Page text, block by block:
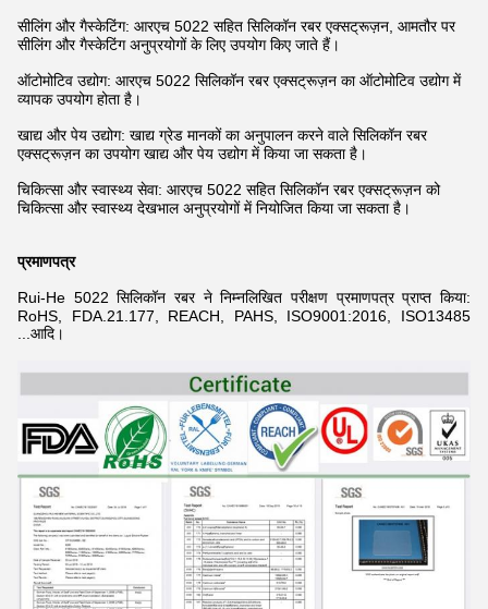
सीलिंग और गैस्केटिंग: आरएच 5022 सहित सिलिकॉन रबर एक्सट्रूज़न, आमतौर पर
सीलिंग और गैस्केटिंग अनुप्रयोगों के लिए उपयोग किए जाते हैं।
ऑटोमोटिव उद्योग: आरएच 5022 सिलिकॉन रबर एक्सट्रूज़न का ऑटोमोटिव उद्योग में
व्यापक उपयोग होता है।
खाद्य और पेय उद्योग: खाद्य ग्रेड मानकों का अनुपालन करने वाले सिलिकॉन रबर
एक्सट्रूज़न का उपयोग खाद्य और पेय उद्योग में किया जा सकता है।
चिकित्सा और स्वास्थ्य सेवा: आरएच 5022 सहित सिलिकॉन रबर एक्सट्रूज़न को
चिकित्सा और स्वास्थ्य देखभाल अनुप्रयोगों में नियोजित किया जा सकता है।
प्रमाणपत्र
Rui-He 5022 सिलिकॉन रबर ने निम्नलिखित परीक्षण प्रमाणपत्र प्राप्त किया:
RoHS, FDA.21.177, REACH, PAHS, ISO9001:2016, ISO13485
...आदि।